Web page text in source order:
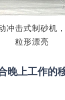
冲击式制砂机
粒形漂亮
晚上工作的